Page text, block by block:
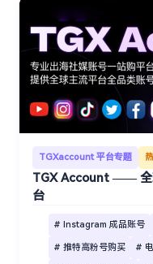
TGXaccount 平台专题
TGX Account —— 全
台
# Instagram 成品账号
# 推特高粉号购买 #